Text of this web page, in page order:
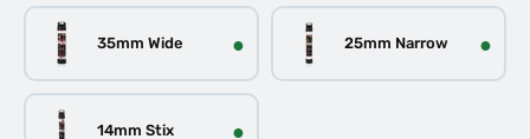
35mm Wide ● 25mm Narrow ●
14mm Stix ●